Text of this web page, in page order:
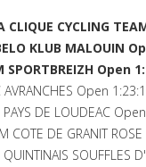
CLIQUE CYCLING
KLUB MALOUIN
SPORTBREIZH Open
Open
DE LOUDEAC
COTE DE GRANIT
SOUFFLES